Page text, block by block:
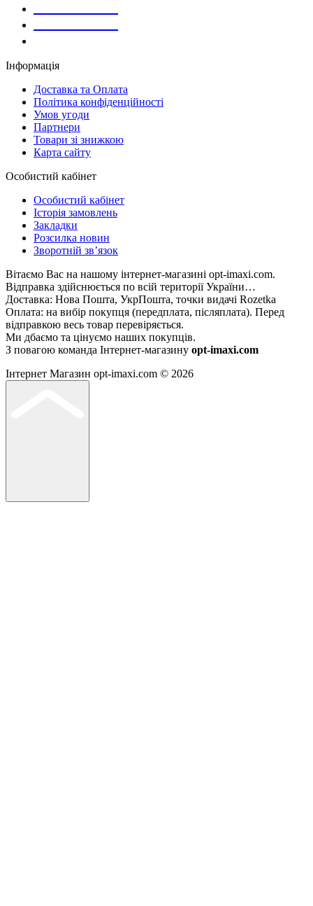
Інформація
Доставка та Оплата
Політика конфіденційності
Умов угоди
Партнери
Товари зі знижкою
Карта сайту
Особистий кабінет
Особистий кабінет
Історія замовлень
Закладки
Розсилка новин
Зворотній зв’язок
Вітаємо Вас на нашому інтернет-магазині opt-imaxi.com.
Відправка здійснюється по всій території України…
Доставка: Нова Пошта, УкрПошта, точки видачі Rozetka
Оплата: на вибір покупця (передплата, післяплата). Перед
відправкою весь товар перевіряється.
Ми дбаємо та цінуємо наших покупців.
З повагою команда Інтернет-магазину opt-imaxi.com
Інтернет Магазин opt-imaxi.com © 2026